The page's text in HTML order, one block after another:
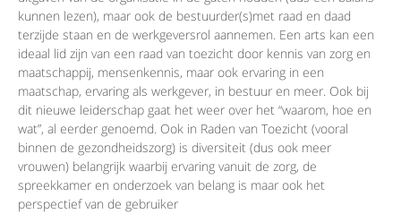
kunnen lezen), maar ook de bestuurder(s)met raad en daad
terzijde staan en de werkgeversrol aannemen. Een arts kan een
ideaal lid zijn van een raad van toezicht door kennis van zorg en
maatschappij, mensenkennis, maar ook ervaring in een
maatschap, ervaring als werkgever, in bestuur en meer. Ook bij
dit nieuwe leiderschap gaat het weer over het “waarom, hoe en
wat”, al eerder genoemd. Ook in Raden van Toezicht (vooral
binnen de gezondheidszorg) is diversiteit (dus ook meer
vrouwen) belangrijk waarbij ervaring vanuit de zorg, de
spreekkamer en onderzoek van belang is maar ook het
perspectief van de gebruiker